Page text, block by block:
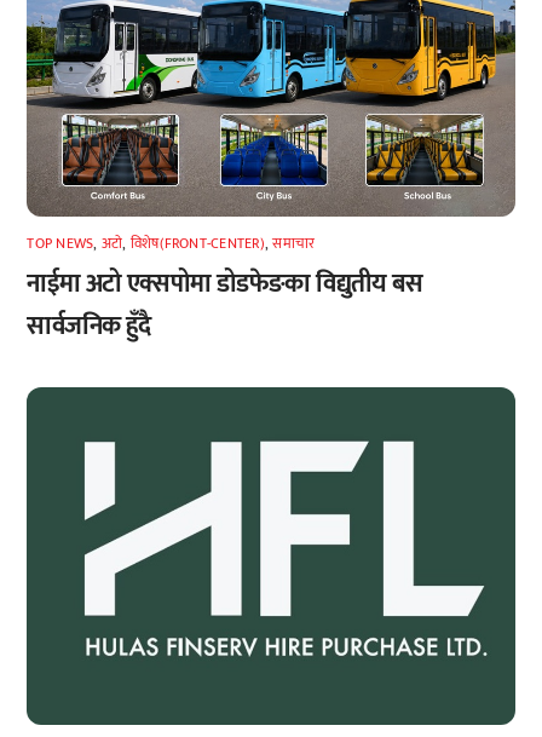
TOP NEWS, अटाे, विशेष(FRONT-CENTER),समाचार
नाईमा अटो एक्सपोमा डोडफेङका विद्युतीय बस
सार्वजनिक हुँदै